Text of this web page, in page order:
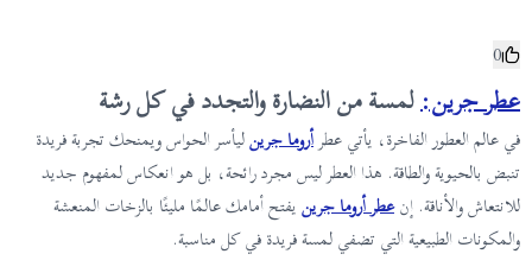
0
عطر جرين:لمسة من النضارة والتجدد في كل رشة
في عالم العطور الفاخرة، يأتي عطرأروماجرينليأسر الحواس ويمنحك تجربة فريدة
تنبض بالحيوية والطاقة. هذا العطر ليس مجرد رائحة، بل هو انعكاس لمفهوم جديد
للانتعاش والأناقة. إنعطر أروما جرينيفتح أمامك عالمًا مليئًا بالزخات المنعشة
والمكونات الطبيعية التي تضفي لمسة فريدة في كل مناسبة.